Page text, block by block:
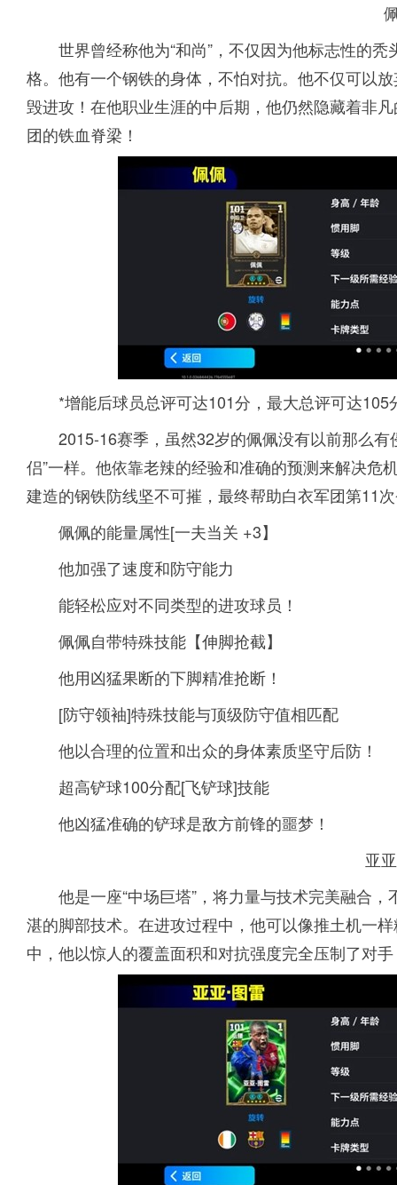
世界曾经称他为“和尚”，不仅因为他标志性的
格。他有一个钢铁的身体，不怕对抗。他不仅可以
毁进攻！在他职业生涯的中后期，他仍然隐藏着非
团的铁血脊梁！
*增能后球员总评可达101分，最大总评可达105
2015-16赛季，虽然32岁的佩佩没有以前那么
侣”一样。他依靠老辣的经验和准确的预测来解决
建造的钢铁防线坚不可摧，最终帮助白衣军团第11
佩佩的能量属性[一夫当关 +3】
他加强了速度和防守能力
能轻松应对不同类型的进攻球员！
佩佩自带特殊技能【伸脚抢截】
他用凶猛果断的下脚精准抢断！
[防守领袖]特殊技能与顶级防守值相匹配
他以合理的位置和出众的身体素质坚守后防！
超高铲球100分配[飞铲球]技能
他凶猛准确的铲球是敌方前锋的噩梦！
亚
他是一座“中场巨塔”，将力量与技术完美融合
湛的脚部技术。在进攻过程中，他可以像推土机一
中，他以惊人的覆盖面积和对抗强度完全压制了对